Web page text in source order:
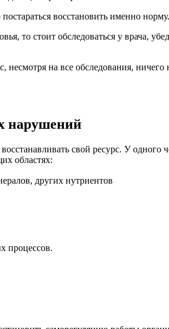
восстановить именно норму.
то стоит обследоваться у врача,
на все обследования,
нарушений
свой ресурс. У одного
областях:
других нутриентов
процессов.